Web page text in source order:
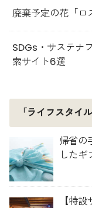
廃棄予定の花「ロ
SDGs・サステナ
索サイト6選
「ライフスタイ
帰省の
したギ
【特